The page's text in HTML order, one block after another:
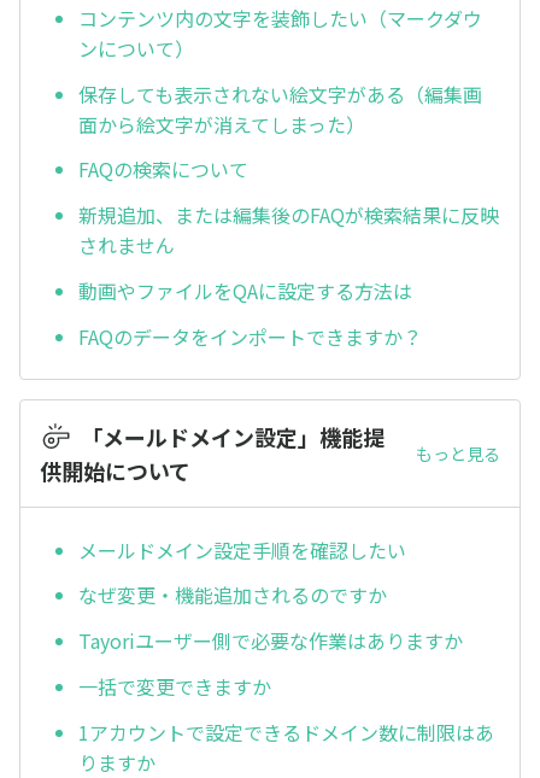
コンテンツ内の文字を装飾したい（マークダウ
ンについて）
保存しても表示されない絵文字がある（編集画
面から絵文字が消えてしまった）
FAQの検索について
新規追加、または編集後のFAQが検索結果に反映
されません
動画やファイルをQAに設定する方法は
FAQのデータをインポートできますか？
「メールドメイン設定」機能提
供開始について
もっと見る
メールドメイン設定手順を確認したい
なぜ変更・機能追加されるのですか
Tayoriユーザー側で必要な作業はありますか
一括で変更できますか
1アカウントで設定できるドメイン数に制限はあ
りますか